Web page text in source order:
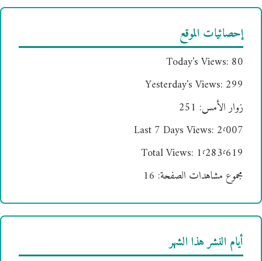
إحصائيات الموقع
Today's Views: 80
Yesterday's Views: 299
زوار الأمس: 251
Last 7 Days Views: 2٬007
Total Views: 1٬283٬619
مجموع مشاهدات الصفحة: 16
أيام النشر هذا الشهر